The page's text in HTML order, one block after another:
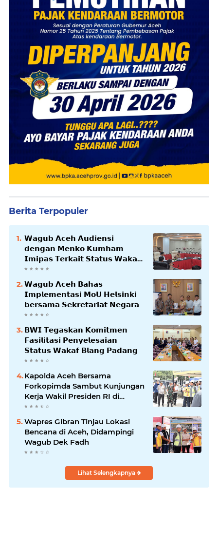
Berita Terpopuler
𝗪𝗮𝗴𝘂𝗯 𝗔𝗰𝗲𝗵 𝗔𝘂𝗱𝗶𝗲𝗻𝘀𝗶
𝗱𝗲𝗻𝗴𝗮𝗻 𝗠𝗲𝗻𝗸𝗼 𝗞𝘂𝗺𝗵𝗮𝗺
𝗜𝗺𝗶𝗽𝗮𝘀 𝗧𝗲𝗿𝗸𝗮𝗶𝘁 𝗦𝘁𝗮𝘁𝘂𝘀 𝗪𝗮𝗸𝗮𝗳
𝗕𝗹𝗮𝗻𝗴𝗽𝗮𝗱𝗮𝗻𝗴
𝗪𝗮𝗴𝘂𝗯 𝗔𝗰𝗲𝗵 𝗕𝗮𝗵𝗮𝘀
𝗜𝗺𝗽𝗹𝗲𝗺𝗲𝗻𝘁𝗮𝘀𝗶 𝗠𝗼𝗨 𝗛𝗲𝗹𝘀𝗶𝗻𝗸𝗶
𝗯𝗲𝗿𝘀𝗮𝗺𝗮 𝗦𝗲𝗸𝗿𝗲𝘁𝗮𝗿𝗶𝗮𝘁 𝗡𝗲𝗴𝗮𝗿𝗮
𝗕𝗪𝗜 𝗧𝗲𝗴𝗮𝘀𝗸𝗮𝗻 𝗞𝗼𝗺𝗶𝘁𝗺𝗲𝗻
𝗙𝗮𝘀𝗶𝗹𝗶𝘁𝗮𝘀𝗶 𝗣𝗲𝗻𝘆𝗲𝗹𝗲𝘀𝗮𝗶𝗮𝗻
𝗦𝘁𝗮𝘁𝘂𝘀 𝗪𝗮𝗸𝗮𝗳 𝗕𝗹𝗮𝗻𝗴 𝗣𝗮𝗱𝗮𝗻𝗴
Kapolda Aceh Bersama
Forkopimda Sambut Kunjungan
Kerja Wakil Presiden RI di
Kabupaten Bireuen
Wapres Gibran Tinjau Lokasi
Bencana di Aceh, Didampingi
Wagub Dek Fadh
Lihat Selengkapnya